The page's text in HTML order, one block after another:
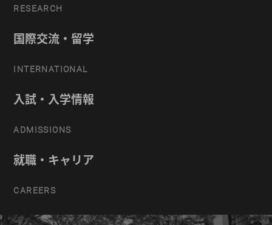
RESEARCH
国際交流・留学
INTERNATIONAL
入試・入学情報
ADMISSIONS
就職・キャリア
CAREERS